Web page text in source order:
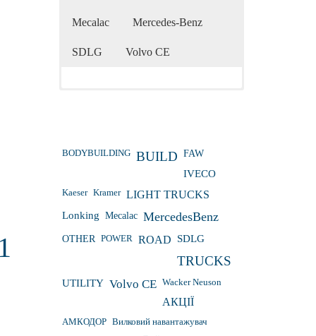
Mecalac Mercedes-Benz
SDLG Volvo CE
BODYBUILDING BUILD FAW
IVECO
Kaeser Kramer LIGHT TRUCKS
Lonking Mecalac MercedesBenz
OTHER POWER ROAD SDLG
TRUCKS
UTILITY Volvo CE Wacker Neuson
АКЦІЇ
АМКОДОР Вилковий навантажувач